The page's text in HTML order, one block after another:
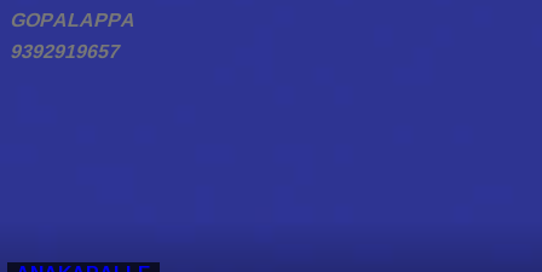
GOPALAPPA
9392919657